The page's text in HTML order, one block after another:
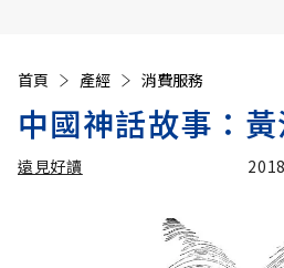
首頁 產經 消費服務
中國神話故事：
遠見好讀